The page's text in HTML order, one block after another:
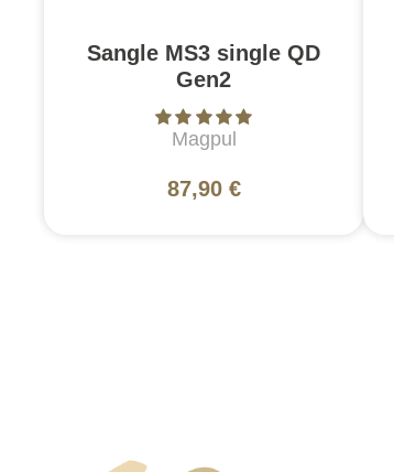
Sangle MS3 single QD
Gen2
Magpul
87,90 €